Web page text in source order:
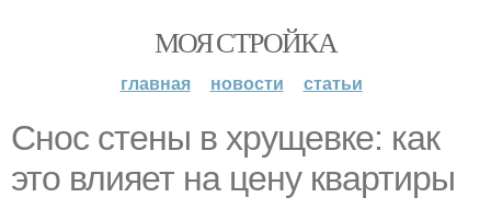
МОЯ СТРОЙКА
главная новости статьи
Снос стены в хрущевке: как
это влияет на цену квартиры